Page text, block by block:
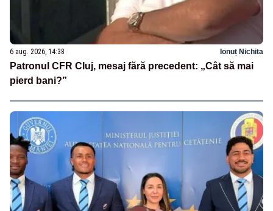
6 aug. 2026, 14:38 Ionuț Nichita
Patronul CFR Cluj, mesaj fără precedent: „Cât să mai
pierd bani?”